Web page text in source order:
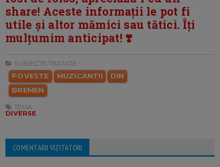
share! Aceste informații le pot fi
utile și altor mămici sau tătici. Îți
mulțumim anticipat! ❣️
SUBIECTE TRATATE:
POVESTE MUZICANTII
DIN
BREMEN
TEMA:
DIVERSE
COMENTARII VIZITATORI